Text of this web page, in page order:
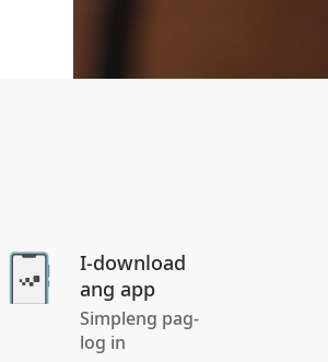
I-download
ang app
Simpleng pag-
log in